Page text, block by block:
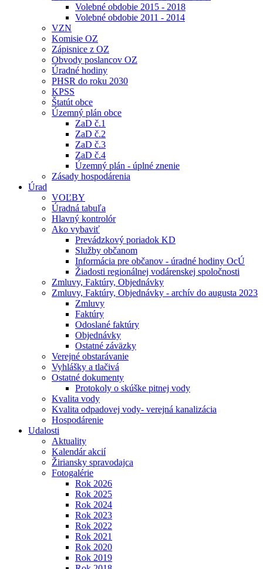
Volebné obdobie 2015 - 2018
Volebné obdobie 2011 - 2014
VZN
Komisie OZ
Zápisnice z OZ
Obvody poslancov OZ
Úradné hodiny
PHSR do roku 2030
KPSS
Štatút obce
Územný plán obce
ZaD č.1
ZaD č.2
ZaD č.3
ZaD č.4
Územný plán - úplné znenie
Zásady hospodárenia
Úrad
VOĽBY
Úradná tabuľa
Hlavný kontrolór
Ako vybaviť
Prevádzkový poriadok KD
Služby občanom
Informácia pre občanov - úradné hodiny OcÚ
Žiadosti regionálnej vodárenskej spoločnosti
Zmluvy, Faktúry, Objednávky
Zmluvy, Faktúry, Objednávky - archív do augusta 2023
Zmluvy
Faktúry
Odoslané faktúry
Objednávky
Ostatné záväzky
Verejné obstarávanie
Vyhlášky a tlačivá
Ostatné dokumenty
Protokoly o skúške pitnej vody
Kvalita vody
Kvalita odpadovej vody- verejná kanalizácia
Hospodárenie
Udalosti
Aktuality
Kalendár akcií
Žiriansky spravodajca
Fotogalérie
Rok 2026
Rok 2025
Rok 2024
Rok 2023
Rok 2022
Rok 2021
Rok 2020
Rok 2019